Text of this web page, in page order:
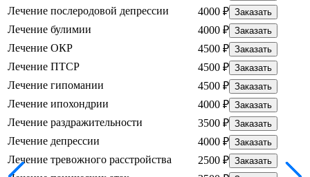
Лечение послеродовой депрессии 4000 ₽ Заказать
Лечение булимии 4000 ₽ Заказать
Лечение ОКР 4500 ₽ Заказать
Лечение ПТСР 4500 ₽ Заказать
Лечение гипомании 4500 ₽ Заказать
Лечение ипохондрии 4000 ₽ Заказать
Лечение раздражительности 3500 ₽ Заказать
Лечение депрессии 4000 ₽ Заказать
Лечение тревожного расстройства 2500 ₽ Заказать